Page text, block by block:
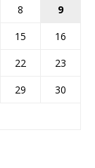
8
9
15
16
22
23
29
30